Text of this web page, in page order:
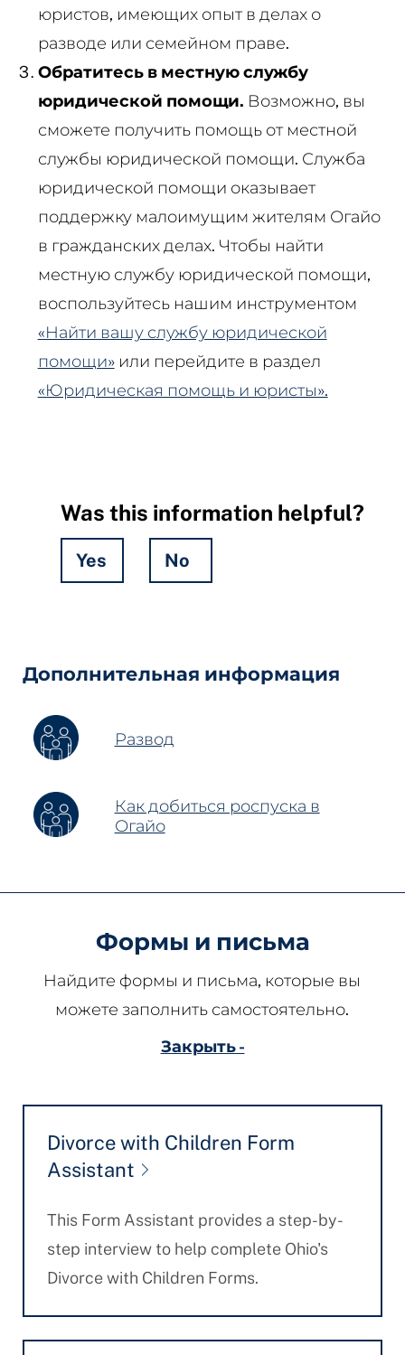
юристов, имеющих опыт в делах о
разводе или семейном праве.
Обратитесь в местную службу
юридической помощи. Возможно, вы
сможете получить помощь от местной
службы юридической помощи. Служба
юридической помощи оказывает
поддержку малоимущим жителям Огайо
в гражданских делах. Чтобы найти
местную службу юридической помощи,
воспользуйтесь нашим инструментом
«Найти вашу службу юридической
помощи»или перейдите в раздел
«Юридическая помощь и юристы».
Was this information helpful?
Yes No
Дополнительная информация
Развод
Как добиться роспуска в
Огайо
Формы и письма
Найдите формы и письма, которые вы
можете заполнить самостоятельно.
Закрыть -
Divorce with Children Form
Assistant
This Form Assistant provides a step-by-
step interview to help complete Ohio's
Divorce with Children Forms.